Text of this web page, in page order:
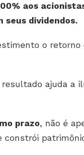
aos
seus dividendos.
o retorno
resultado ajuda a
prazo, não é
constrói